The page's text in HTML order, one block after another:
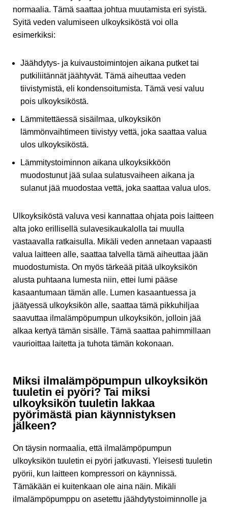
normaalia. Tämä saattaa johtua muutamista eri syistä.
Syitä veden valumiseen ulkoyksiköstä voi olla
esimerkiksi:
Jäähdytys- ja kuivaustoimintojen aikana putket tai
putkiliitännät jäähtyvät. Tämä aiheuttaa veden
tiivistymistä, eli kondensoitumista. Tämä vesi valuu
pois ulkoyksiköstä.
Lämmitettäessä sisäilmaa, ulkoyksikön
lämmönvaihtimeen tiivistyy vettä, joka saattaa valua
ulos ulkoyksiköstä.
Lämmitystoiminnon aikana ulkoyksikköön
muodostunut jää sulaa sulatusvaiheen aikana ja
sulanut jää muodostaa vettä, joka saattaa valua ulos.
Ulkoyksiköstä valuva vesi kannattaa ohjata pois laitteen
alta joko erillisellä sulavesikaukalolla tai muulla
vastaavalla ratkaisulla. Mikäli veden annetaan vapaasti
valua laitteen alle, saattaa talvella tämä aiheuttaa jään
muodostumista. On myös tärkeää pitää ulkoyksikön
alusta puhtaana lumesta niin, ettei lumi pääse
kasaantumaan tämän alle. Lumen kasaantuessa ja
jäätyessä ulkoyksikön alle, saattaa tämä pikkuhiljaa
saavuttaa ilmalämpöpumpun ulkoyksikön, jolloin jää
alkaa kertyä tämän sisälle. Tämä saattaa pahimmillaan
vaurioittaa laitetta ja tuhota tämän kokonaan.
Miksi ilmalämpöpumpun ulkoyksikön
tuuletin ei pyöri? Tai miksi
ulkoyksikön tuuletin lakkaa
pyörimästä pian käynnistyksen
jälkeen?
On täysin normaalia, että ilmalämpöpumpun
ulkoyksikön tuuletin ei pyöri jatkuvasti. Yleisesti tuuletin
pyörii, kun laitteen kompressori on käynnissä.
Tämäkään ei kuitenkaan ole aina näin. Mikäli
ilmalämpöpumppu on asetettu jäähdytystoiminnolle ja